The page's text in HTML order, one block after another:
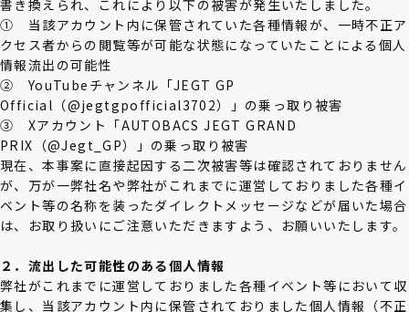
書き換えられ、これにより以下の被害が発生いたしました。
① 当該アカウント内に保管されていた各種情報が、一時不正ア
クセス者からの閲覧等が可能な状態になっていたことによる個人
情報流出の可能性
② YouTubeチャンネル「JEGT GP
Official（@jegtgpofficial3702）」の乗っ取り被害
③ Xアカウント「AUTOBACS JEGT GRAND
PRIX（@Jegt_GP）」の乗っ取り被害
現在、本事案に直接起因する二次被害等は確認されておりません
が、万が一弊社名や弊社がこれまでに運営しておりました各種イ
ベント等の名称を装ったダイレクトメッセージなどが届いた場合
は、お取り扱いにご注意いただきますよう、お願いいたします。
２．流出した可能性のある個人情報
弊社がこれまでに運営しておりました各種イベント等において収
集し、当該アカウント内に保管されておりました個人情報（不正